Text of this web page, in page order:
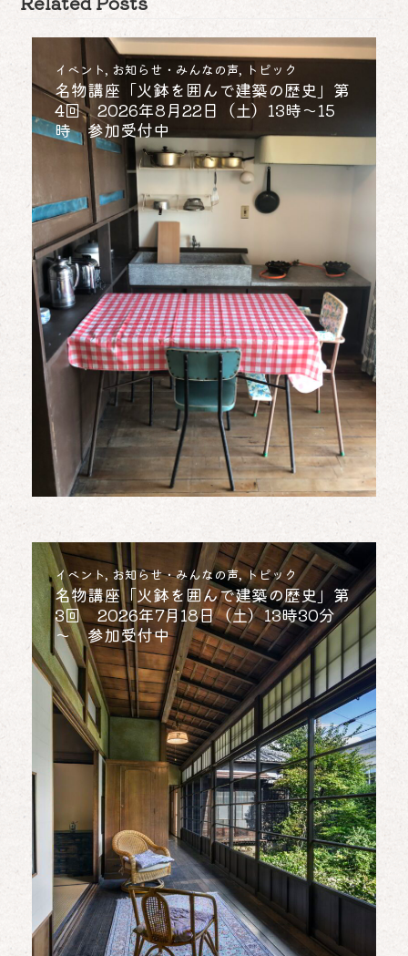
イベント, お知らせ・みんなの声, トピック
名物講座「火鉢を囲んで建築の歴史」第
4回 2026年8月22日（土）13時～15
時 参加受付中
トピック
6月27日（土）は、台風により臨時休
館、または途中閉館の可能性があります
（午前中は開館します）
イベント, お知らせ・みんなの声,トピック
名物講座「火鉢を囲んで建築の歴史」第
3回 2026年7月18日（土）13時30分
～ 参加受付中